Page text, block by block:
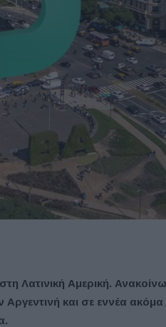
Λατινική Αμερική.
Αργεντινή και σε εννέα